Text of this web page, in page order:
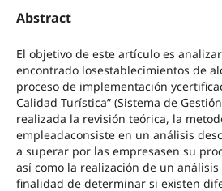
Abstract
El objetivo de este artículo es
encontrado losestablecimientos de
proceso de implementación
Calidad Turística” (Sistema de
realizada la revisión teórica, la
empleadaconsiste en un análisis
a superar por las empresasen su
así como la realización de un
finalidad de determinar si existen